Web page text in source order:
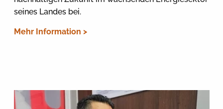
seines Landes bei.
Mehr Information >